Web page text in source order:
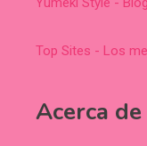
Top Sites - Los
Acerca de